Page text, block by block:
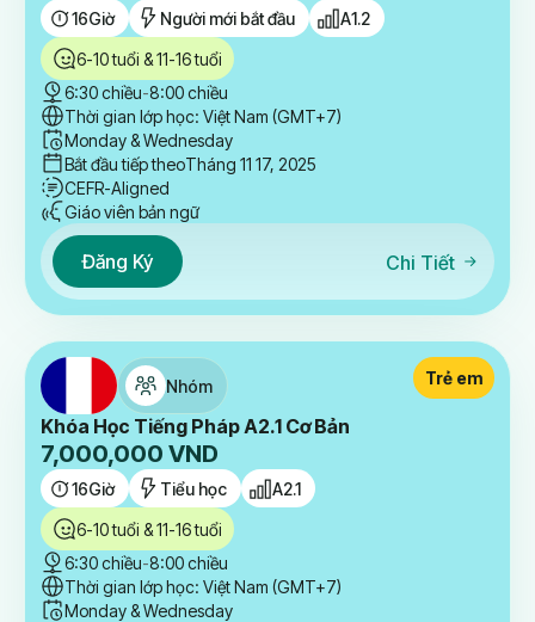
16Giờ Người mới bắt đầu A1.2
6-10 tuổi & 11-16 tuổi
6:30 chiều-8:00 chiều
Thời gian lớp học: Việt Nam (GMT+7)
Monday & Wednesday
Bắt đầu tiếp theoTháng 11 17, 2025
CEFR-Aligned
Giáo viên bản ngữ
Đăng Ký Chi Tiết
Nhóm
Khóa Học Tiếng Pháp A2.1 Cơ Bản
7,000,000 VND
16Giờ Tiểu học A2.1
Trẻ em
6-10 tuổi & 11-16 tuổi
6:30 chiều-8:00 chiều
Thời gian lớp học: Việt Nam (GMT+7)
Monday & Wednesday